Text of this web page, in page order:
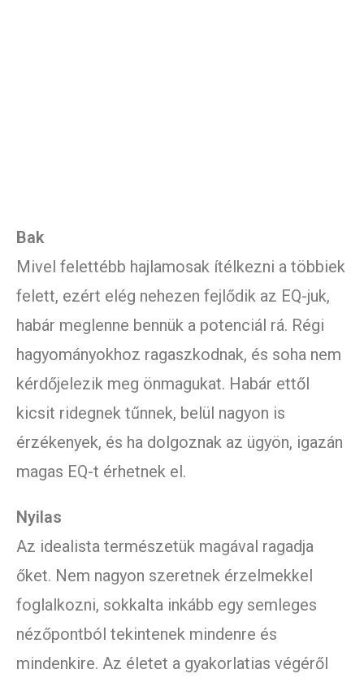
Bak
Mivel felettébb hajlamosak ítélkezni a többiek
felett, ezért elég nehezen fejlődik az EQ-juk,
habár meglenne bennük a potenciál rá. Régi
hagyományokhoz ragaszkodnak, és soha nem
kérdőjelezik meg önmagukat. Habár ettől
kicsit ridegnek tűnnek, belül nagyon is
érzékenyek, és ha dolgoznak az ügyön, igazán
magas EQ-t érhetnek el.
Nyilas
Az idealista természetük magával ragadja
őket. Nem nagyon szeretnek érzelmekkel
foglalkozni, sokkalta inkább egy semleges
nézőpontból tekintenek mindenre és
mindenkire. Az életet a gyakorlatias végéről